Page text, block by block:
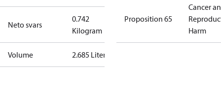
Neto svars
0.742
Kilogram
Volume 2.685 Liter
Proposition 65
Cancer
Harm